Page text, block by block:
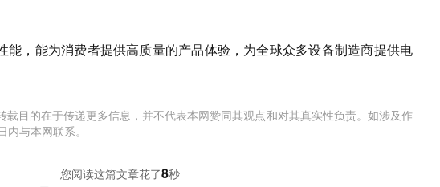
能，能为消费者提供高质量的产品体验，为全球众多设备制造商提供电
载目的在于传递更多信息，并不代表本网赞同其观点和对其真实性负责。如涉及作
与本网联系。
您阅读这篇文章花了9秒